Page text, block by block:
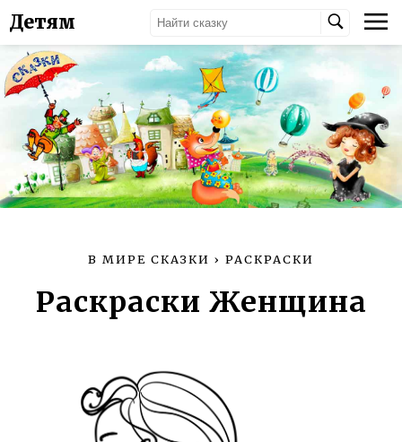
Детям
В МИРЕ СКАЗКИ › РАСКРАСКИ
Раскраски Женщина